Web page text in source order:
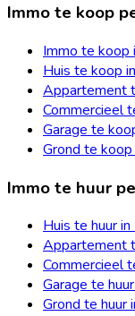
Immo te koop
Immo te koop
Huis te koop
Appartement
Commercieel
Garage te
Grond te
Immo te huur
Huis te huur
Appartement
Commercieel
Garage te
Grond te huur